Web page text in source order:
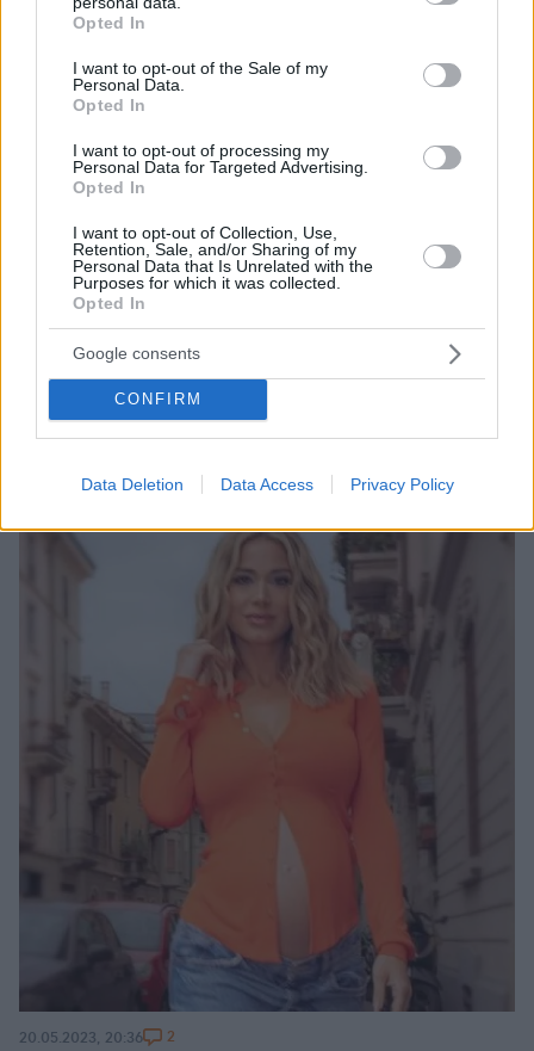
grant or deny consent to Google and its third-party tags to
use your data for below specified purposes in below Google
consent section.
Opted In
I want to opt-out of the Sale of my
Personal Data.
Opted In
I want to opt-out of processing my
Personal Data for Targeted Advertising.
Opted In
I want to opt-out of Collection, Use,
Retention, Sale, and/or Sharing of my
Personal Data that Is Unrelated with the
Purposes for which it was collected.
Opted In
Google consents
CONFIRM
Data Deletion Data Access Privacy Policy
Το όνομα που ψάχνει η Λεότα για την κόρη της και η
σχέση με τον Σαίξπηρ
Η δημοφιλής αθλητικογράφος από την Ιταλία έχει
στο μυαλό της τρία ονόματα για την κόρη της που θα
03.07.2023, 18:33
20.05.2023, 20:36 2